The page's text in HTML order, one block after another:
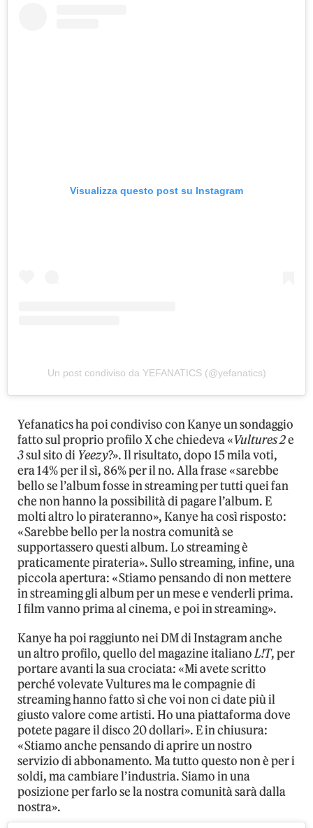
Visualizza questo post su Instagram
Un post condiviso da YEFANATICS (@yefanatics)
Yefanatics ha poi condiviso con Kanye un sondaggio
fatto sul proprio profilo X che chiedeva «Vultures 2e
3sul sito di Yeezy?». Il risultato, dopo 15 mila voti,
era 14% per il sì, 86% per il no. Alla frase «sarebbe
bello se l’album fosse in streaming per tutti quei fan
che non hanno la possibilità di pagare l’album. E
molti altro lo pirateranno», Kanye ha così risposto:
«Sarebbe bello per la nostra comunità se
supportassero questi album. Lo streaming è
praticamente pirateria». Sullo streaming, infine, una
piccola apertura: «Stiamo pensando di non mettere
in streaming gli album per un mese e venderli prima.
I film vanno prima al cinema, e poi in streaming».
Kanye ha poi raggiunto nei DM di Instagram anche
un altro profilo, quello del magazine italianoL!T, per
portare avanti la sua crociata: «Mi avete scritto
perché volevate Vultures ma le compagnie di
streaming hanno fatto sì che voi non ci date più il
giusto valore come artisti. Ho una piattaforma dove
potete pagare il disco 20 dollari». E in chiusura:
«Stiamo anche pensando di aprire un nostro
servizio di abbonamento. Ma tutto questo non è per i
soldi, ma cambiare l’industria. Siamo in una
posizione per farlo se la nostra comunità sarà dalla
nostra».